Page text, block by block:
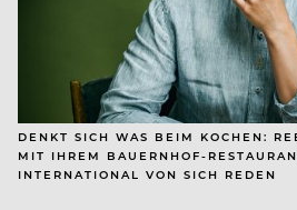
DENKT SICH WAS BEIM KOCHEN:
MIT IHREM BAUERNHOF-
INTERNATIONAL VON SICH REDEN